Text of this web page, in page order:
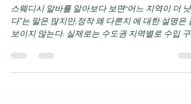
스웨디시 알바 비교｜수도권